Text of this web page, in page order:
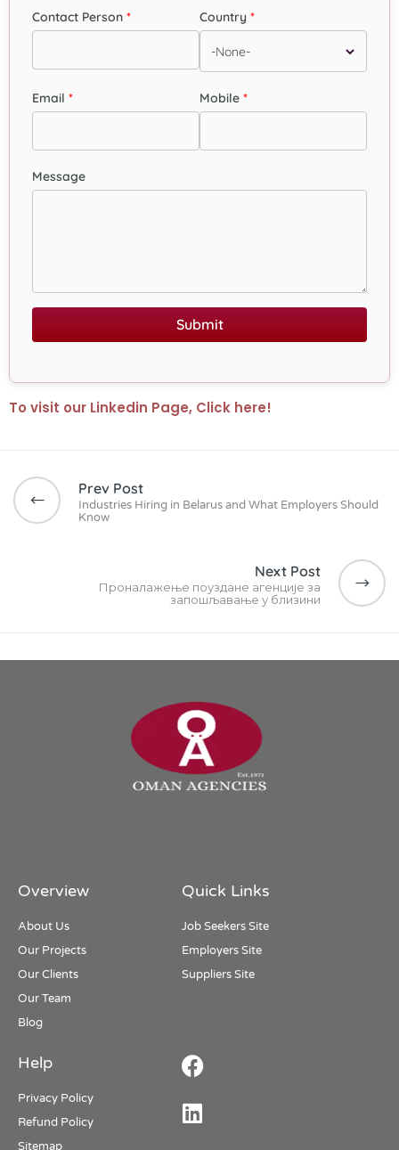
Contact Person Country
Email Mobile
Message
Submit
To visit our Linkedin Page, Click here!
Prev Post
Industries Hiring in Belarus and What Employers Should
Know
Next Post
Проналажење поуздане агенције за
запошљавање у близини
Overview
About Us
Our Projects
Our Clients
Our Team
Blog
Quick Links
Job Seekers Site
Employers Site
Suppliers Site
Help
Privacy Policy
Refund Policy
Sitemap